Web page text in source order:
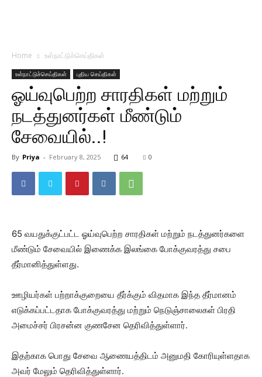
Home உள்நாட்டுச்செய்திகள்
உள்நாட்டுச்செய்திகள் புதிய செய்திகள்
ஓய்வுபெற்ற சாரதிகள் மற்றும்
நடத்துனர்கள் மீண்டும்
சேவையில்..!
By Priya - February 8, 2025 64 0
65 வயதுக்குட்பட்ட ஓய்வுபெற்ற சாரதிகள் மற்றும் நடத்துனர்களை
மீண்டும் சேவையில் இணைக்க இலங்கை போக்குவரத்து சபை
தீர்மானித்துள்ளது.
ஊழியர்கள் பற்றாக்குறையை தீர்க்கும் விதமாக இந்த தீர்மானம்
எடுக்கப்பட்டதாக போக்குவரத்து மற்றும் நெடுஞ்சாலைகள் பிரதி
அமைச்சர் பிரசன்ன குணசேன தெரிவித்துள்ளார்.
இதற்காக பொது சேவை ஆணையத்திடம் அனுமதி கோரியுள்ளதாக
அவர் மேலும் தெரிவித்துள்ளார்.